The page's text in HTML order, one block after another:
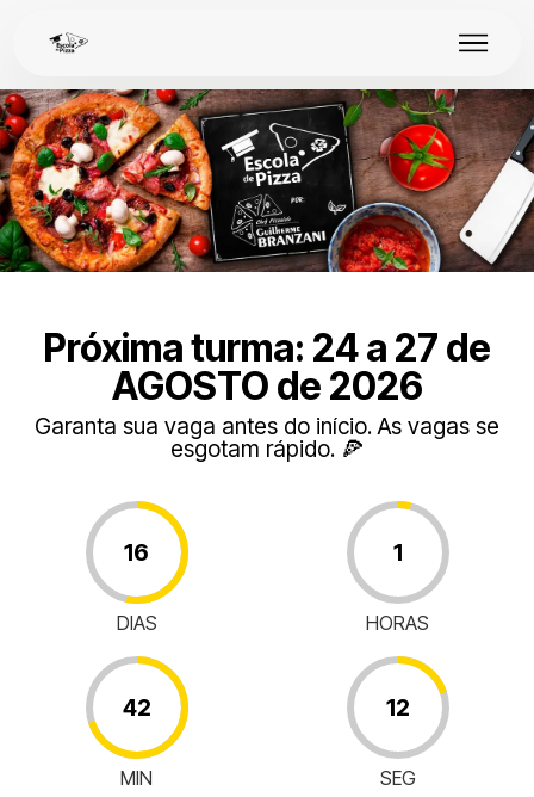
Próxima turma: 24 a 27 de
AGOSTO de 2026
Garanta sua vaga antes do início. As vagas se
esgotam rápido. 🍕
16
DIAS
1
HORAS
42
MIN
11
SEG